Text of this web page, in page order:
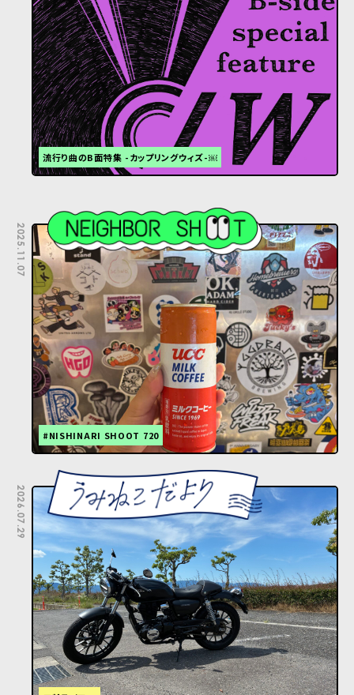
流行り曲のB面特集 -カップリングウィズ-￼
2025.11.07
#NISHINARI SHOOT 720
2026.07.29